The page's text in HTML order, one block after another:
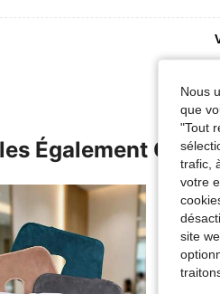
Également
Nous
que
"Tout
trafic,
votre
site